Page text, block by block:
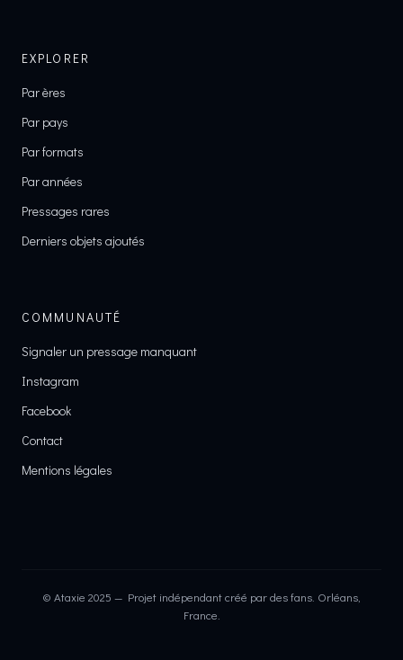
EXPLORER
Par ères
Par pays
Par formats
Par années
Pressages rares
Derniers objets ajoutés
COMMUNAUTÉ
Signaler un pressage manquant
Instagram
Facebook
Contact
Mentions légales
© Ataxie 2025 — Projet indépendant créé par des fans. Orléans,
France.